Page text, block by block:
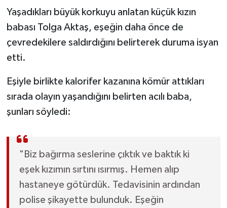
Yaşadıkları büyük korkuyu anlatan küçük kızın
babası Tolga Aktaş, eşeğin daha önce de
çevredekilere saldırdığını belirterek duruma isyan
etti.
Eşiyle birlikte kalorifer kazanına kömür attıkları
sırada olayın yaşandığını belirten acılı baba,
şunları söyledi:
"Biz bağırma seslerine çıktık ve baktık ki
eşek kızımın sırtını ısırmış. Hemen alıp
hastaneye götürdük. Tedavisinin ardından
polise şikayette bulunduk. Eşeğin